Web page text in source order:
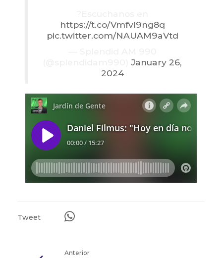
https://t.co/Vmfvl9ng8q
pic.twitter.com/NAUAM9aVtd
January 26,
2024
Tweet
Anterior